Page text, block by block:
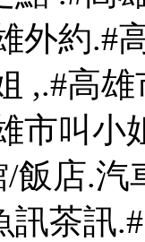
外約.#
,.#高
市叫小
飯店.汽
訊茶訊